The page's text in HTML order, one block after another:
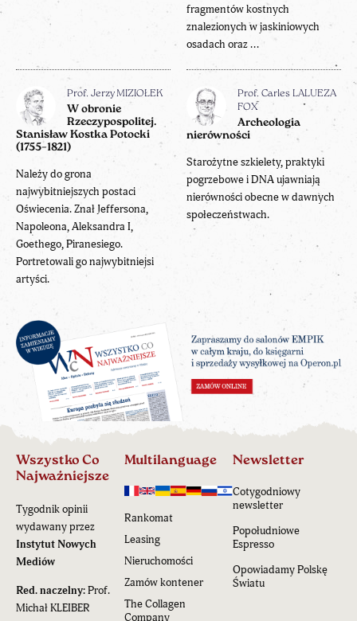
fragmentów kostnych
znalezionych w jaskiniowych
osadach oraz ...
Prof. Jerzy MIZIOŁEK
W obronie
Rzeczypospolitej.
Stanisław Kostka Potocki
(1755–1821)
Należy do grona
najwybitniejszych postaci
Oświecenia. Znał Jeffersona,
Napoleona, Aleksandra I,
Goethego, Piranesiego.
Portretowali go najwybitniejsi
artyści.
Prof. Carles LALUEZA
FOX
Archeologia
nierówności
Starożytne szkielety, praktyki
pogrzebowe i DNA ujawniają
nierówności obecne w dawnych
społeczeństwach.
Wszystko Co
Najważniejsze
Tygodnik opinii
wydawany przez
Instytut Nowych
Mediów
Red. naczelny:Prof.
Michał KLEIBER
Multilanguage
Rankomat
Leasing
Nieruchomości
Zamów kontener
The Collagen
Company
Newsletter
Cotygodniowy
newsletter
Popołudniowe
Espresso
Opowiadamy Polskę
Światu